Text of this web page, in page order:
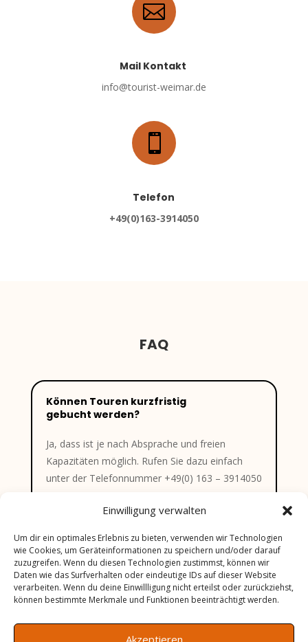
Einwilligung verwalten
Um dir ein optimales Erlebnis zu bieten, verwenden wir Technologien
wie Cookies, um Geräteinformationen zu speichern und/oder darauf
zuzugreifen. Wenn du diesen Technologien zustimmst, können wir
Daten wie das Surfverhalten oder eindeutige IDs auf dieser Website
verarbeiten. Wenn du deine Einwillligung nicht erteilst oder zurückziehst,
können bestimmte Merkmale und Funktionen beeinträchtigt werden.
Akzeptieren

Mail Kontakt
info@tourist-weimar.de

Telefon
+49(0)163-3914050
FAQ
Können Touren kurzfristig
gebucht werden?
Ja, dass ist je nach Absprache und freien
Kapazitäten möglich. Rufen Sie dazu einfach
unter der Telefonnummer +49(0) 163 – 3914050
Zu welchem Treffpunkt muss ich
gehen, wenn ich eine Tour
gebucht habe?
Gibt es auch spezielle Touren für
Geburtstage oder Hochzeiten?